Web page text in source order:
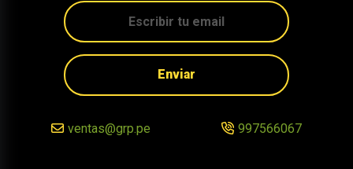
Enviar
ventas@grp.pe 997566067